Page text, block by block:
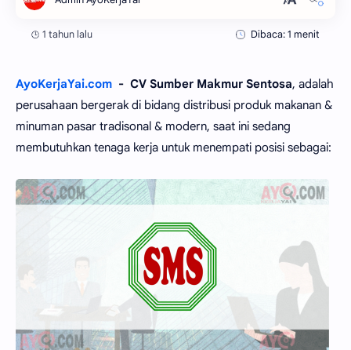
1 tahun lalu Dibaca: 1 menit
AyoKerjaYai.com - CV Sumber Makmur Sentosa, adalah
perusahaan bergerak di bidang distribusi produk makanan &
minuman pasar tradisonal & modern, saat ini sedang
membutuhkan tenaga kerja untuk menempati posisi sebagai: